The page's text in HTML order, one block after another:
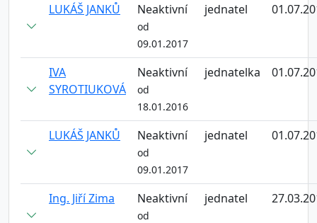
LUKÁŠ JANKŮ Neaktivní
od
09.01.2017
jednatel
IVA
SYROTIUKOVÁ
Neaktivní
od
18.01.2016
jednatelka
LUKÁŠ JANKŮ Neaktivní
od
09.01.2017
jednatel
Ing. Jiří Zima Neaktivní
od
jednatel